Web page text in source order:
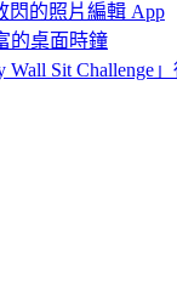
閃的照片編輯 App
的桌面時鐘
Sit Challenge